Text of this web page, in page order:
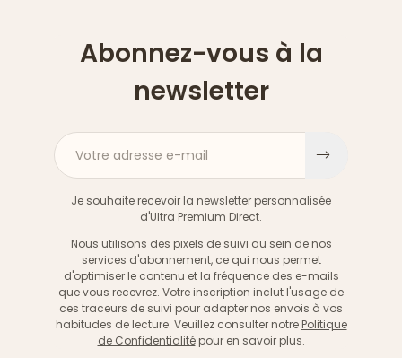
Abonnez-vous à la
newsletter
Votre adresse e-mail
Je souhaite recevoir la newsletter personnalisée
d'Ultra Premium Direct.
Nous utilisons des pixels de suivi au sein de nos
services d'abonnement, ce qui nous permet
d'optimiser le contenu et la fréquence des e-mails
que vous recevrez. Votre inscription inclut l'usage de
ces traceurs de suivi pour adapter nos envois à vos
habitudes de lecture. Veuillez consulter notre Politique
de Confidentialitépour en savoir plus.